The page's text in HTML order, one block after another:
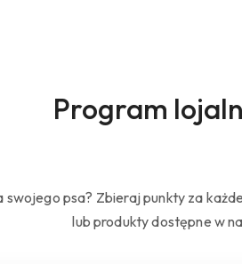
Program
swojego psa? Zbieraj punkty za
lub produkty dostępne w